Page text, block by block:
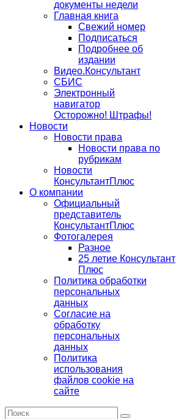
документы недели
Главная книга
Свежий номер
Подписаться
Подробнее об
издании
Видео.Консультант
СБИС
Электронный
навигатор
Осторожно! Штрафы!
Новости
Новости права
Новости права по
рубрикам
Новости
КонсультантПлюс
О компании
Официальный
представитель
КонсультантПлюс
Фотогалерея
Разное
25 летие Консультант
Плюс
Политика обработки
персональных
данных
Согласие на
обработку
персональных
данных
Политика
использования
файлов cookie на
сайте